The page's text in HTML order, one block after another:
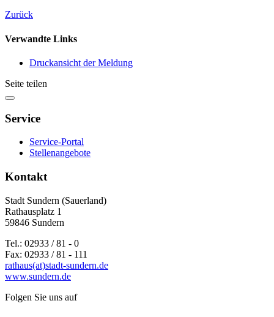
Zurück
Verwandte Links
Druckansicht der Meldung
Seite teilen
Service
Service-Portal
Stellenangebote
Kontakt
Stadt Sundern (Sauerland)
Rathausplatz 1
59846 Sundern
Tel.: 02933 / 81 - 0
Fax: 02933 / 81 - 111
rathaus(at)stadt-sundern.de
www.sundern.de
Folgen Sie uns auf